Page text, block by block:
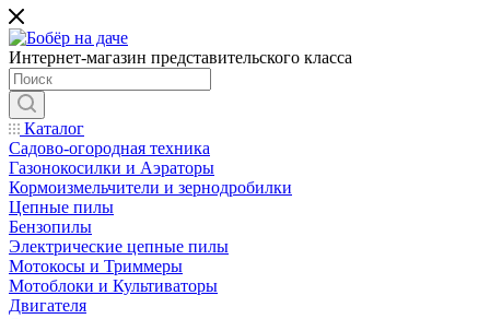
Интернет-магазин представительского класса
Каталог
Садово-огородная техника
Газонокосилки и Аэраторы
Кормоизмельчители и зернодробилки
Цепные пилы
Бензопилы
Электрические цепные пилы
Мотокосы и Триммеры
Мотоблоки и Культиваторы
Двигателя